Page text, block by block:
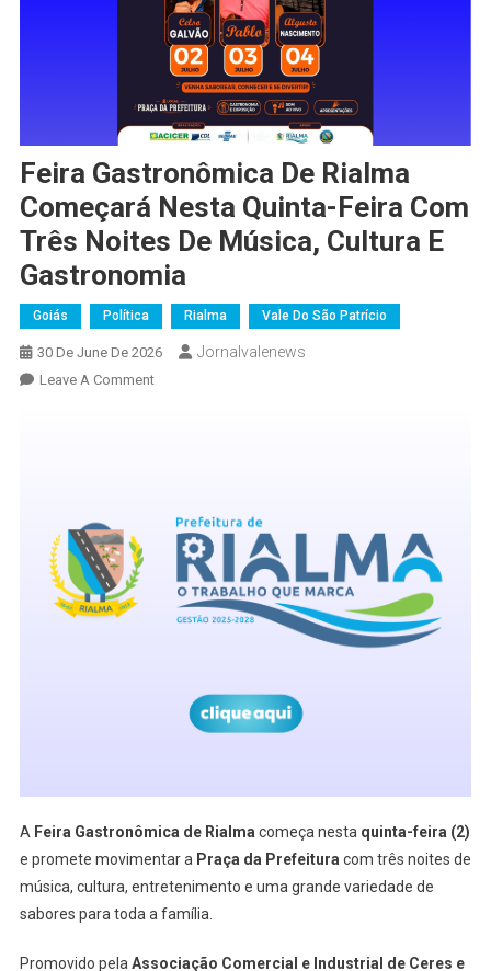
Feira Gastronômica De Rialma
Começará Nesta Quinta-Feira Com
Três Noites De Música, Cultura E
Gastronomia
Goiás Política Rialma Vale Do São Patrício
30 De June De 2026 Jornalvalenews
Leave A CommentOn
Nesta
Quinta-
Feira
Com
Música,
Cultura
A Feira Gastronômica de Rialma começa nesta quinta-feira (2)
e promete movimentar a Praça da Prefeitura com três noites de
música, cultura, entretenimento e uma grande variedade de
sabores para toda a família.
Promovido pela Associação Comercial e Industrial de Ceres e